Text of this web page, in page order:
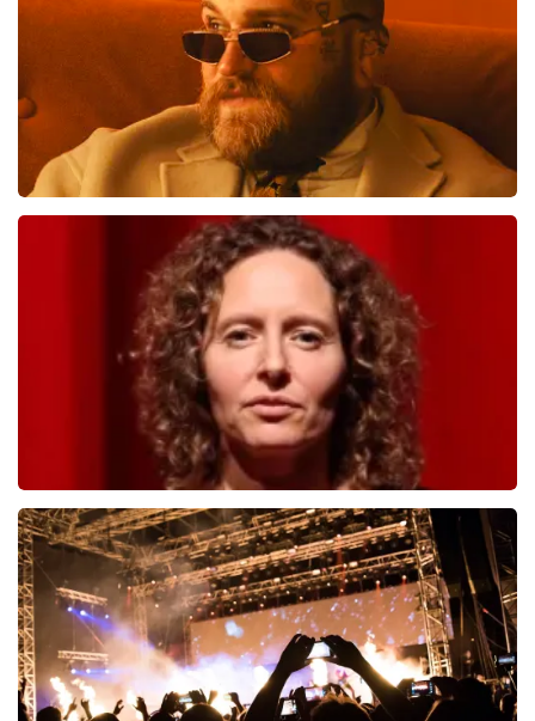
BESTEL NU
Teddy Swims
laatste 30 minuten
BESTEL NU
Esther van der Voort
497laatste 30 minuten
BESTEL NU